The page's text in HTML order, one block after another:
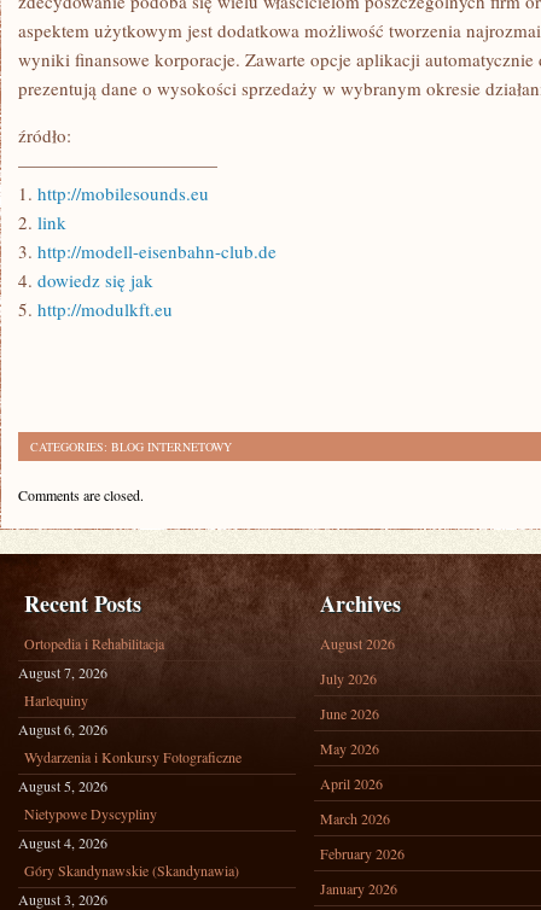
aspektem użytkowym jest dodatkowa możliwość tworzenia
wyniki finansowe korporacje. Zawarte opcje aplikacji
prezentują dane o wysokości sprzedaży w wybranym okresie
źródło:
———————————
1. http://mobilesounds.eu
2. link
3. http://modell-eisenbahn-club.de
4. dowiedz się jak
5. http://modulkft.eu
CATEGORIES: BLOG INTERNETOWY
Comments are closed.
Recent Posts
Ortopedia i Rehabilitacja
August 7, 2026
Harlequiny
August 6, 2026
Wydarzenia i Konkursy Fotograficzne
August 5, 2026
Nietypowe Dyscypliny
August 4, 2026
Góry Skandynawskie (Skandynawia)
August 3, 2026
Archives
August 2026
July 2026
June 2026
May 2026
April 2026
March 2026
February 2026
January 2026